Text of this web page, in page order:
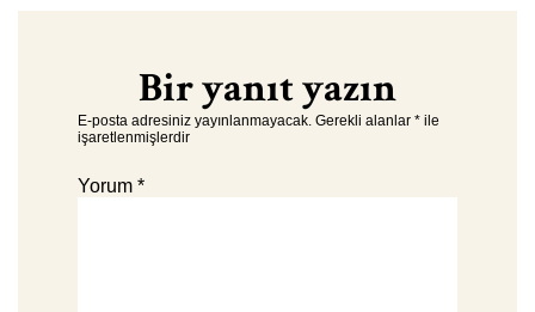
Bir yanıt yazın
E-posta adresiniz yayınlanmayacak. Gerekli alanlar * ile
işaretlenmişlerdir
Yorum *